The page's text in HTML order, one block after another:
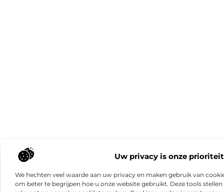
Uw privacy is onze prioriteit
We hechten veel waarde aan uw privacy en maken gebruik van
om beter te begrijpen hoe u onze website gebruikt. Deze tools